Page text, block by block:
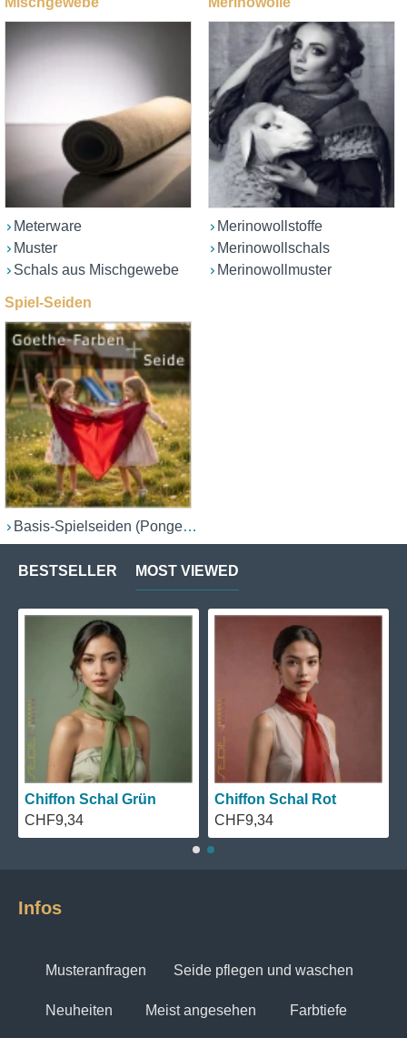
Meterware
Muster
Schals aus Mischgewebe
Merinowollstoffe
Merinowollschals
Merinowollmuster
Spiel-Seiden
Basis-Spielseiden (Ponge 05/06)
BESTSELLER MOST VIEWED
Chiffon Schal Blau
CHF9,34
Chiffon Schal Schwarz
CHF9,34
Infos
Musteranfragen Seide pflegen und waschen
Neuheiten Meist angesehen Farbtiefe